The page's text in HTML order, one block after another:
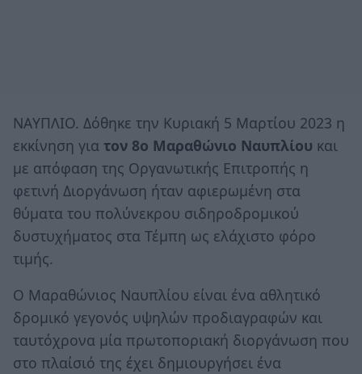
NAΥΠΛΙΟ. Δόθηκε την Κυριακή 5 Μαρτίου 2023 η
εκκίνηση για τον 8ο Μαραθώνιο Ναυπλίου και
με απόφαση της Οργανωτικής Επιτροπής η
φετινή Διοργάνωση ήταν αφιερωμένη στα
θύματα του πολύνεκρου σιδηροδρομικού
δυστυχήματος στα Τέμπη ως ελάχιστο φόρο
τιμής.
Ο Μαραθώνιος Ναυπλίου είναι ένα αθλητικό
δρομικό γεγονός υψηλών προδιαγραφών και
ταυτόχρονα μία πρωτοποριακή διοργάνωση που
στο πλαίσιό της έχει δημιουργήσει ένα